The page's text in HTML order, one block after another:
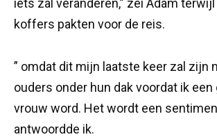
iets zal veranderen,” zei Adam
koffers pakten voor de reis.
” omdat dit mijn laatste keer zal zijn
ouders onder hun dak voordat ik
vrouw word. Het wordt een
antwoordde ik.